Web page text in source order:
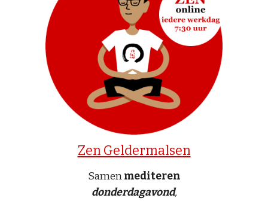
Zen Geldermalsen
Samenmediteren
donderdagavond,